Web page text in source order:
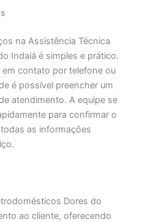
na Assistência Técnica
Indaiá é simples e prático.
contato por telefone ou
é possível preencher um
atendimento. A equipe se
para confirmar o
as informações
Dores do
ao cliente, oferecendo